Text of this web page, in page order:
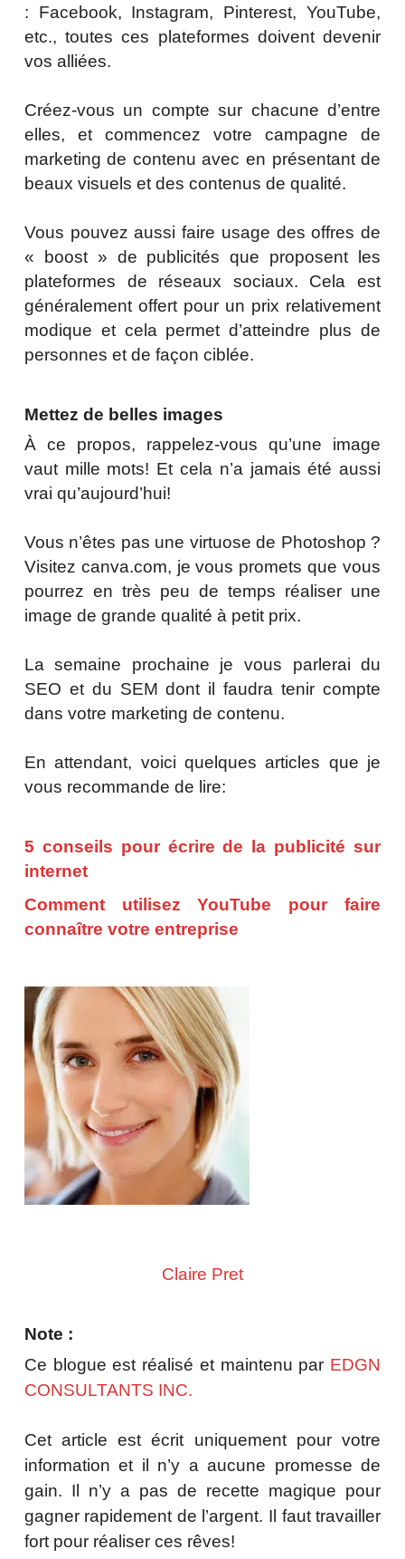
: Facebook, Instagram, Pinterest, YouTube,
etc., toutes ces plateformes doivent devenir
vos alliées.
Créez-vous un compte sur chacune d’entre
elles, et commencez votre campagne de
marketing de contenu avec en présentant de
beaux visuels et des contenus de qualité.
Vous pouvez aussi faire usage des offres de
« boost » de publicités que proposent les
plateformes de réseaux sociaux. Cela est
généralement offert pour un prix relativement
modique et cela permet d’atteindre plus de
personnes et de façon ciblée.
Mettez de belles images
À ce propos, rappelez-vous qu’une image
vaut mille mots! Et cela n’a jamais été aussi
vrai qu’aujourd’hui!
Vous n’êtes pas une virtuose de Photoshop ?
Visitez canva.com, je vous promets que vous
pourrez en très peu de temps réaliser une
image de grande qualité à petit prix.
La semaine prochaine je vous parlerai du
SEO et du SEM dont il faudra tenir compte
dans votre marketing de contenu.
En attendant, voici quelques articles que je
vous recommande de lire:
5 conseils pour écrire de la publicité sur
internet
Comment utilisez YouTube pour faire
connaître votre entreprise
Claire Pret
Note :
Ce blogue est réalisé et maintenu par EDGN
CONSULTANTS INC.
Cet article est écrit uniquement pour votre
information et il n’y a aucune promesse de
gain. Il n’y a pas de recette magique pour
gagner rapidement de l’argent. Il faut travailler
fort pour réaliser ces rêves!